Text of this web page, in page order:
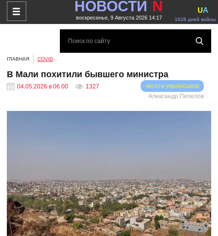
НОВОСТИ N
воскресенье, 9 Августа 2026 14:17 1628 дней войны
UA
ГЛАВНАЯ COVID
В Мали похитили бывшего министра
04.05.2026 в 06:00 1327
читати українською
Александр Пепелов